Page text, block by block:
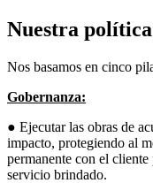
Nuestra
Nos basamos en cinco
Gobernanza:
● Ejecutar las obras de
impacto, protegiendo al
permanente con el
servicio brindado.